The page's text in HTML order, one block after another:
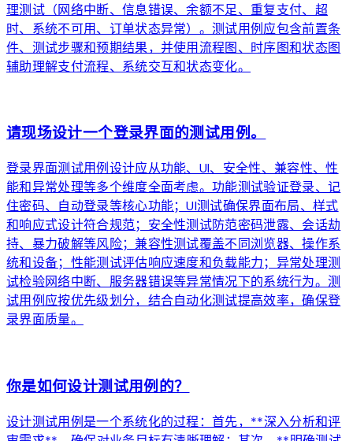
理测试（网络中断、信息错误、余额不足、重复支付、超
时、系统不可用、订单状态异常）。测试用例应包含前置条
件、测试步骤和预期结果，并使用流程图、时序图和状态图
辅助理解支付流程、系统交互和状态变化。
请现场设计一个登录界面的测试用例。
登录界面测试用例设计应从功能、UI、安全性、兼容性、性
能和异常处理等多个维度全面考虑。功能测试验证登录、记
住密码、自动登录等核心功能；UI测试确保界面布局、样式
和响应式设计符合规范；安全性测试防范密码泄露、会话劫
持、暴力破解等风险；兼容性测试覆盖不同浏览器、操作系
统和设备；性能测试评估响应速度和负载能力；异常处理测
试检验网络中断、服务器错误等异常情况下的系统行为。测
试用例应按优先级划分，结合自动化测试提高效率，确保登
录界面质量。
你是如何设计测试用例的？
设计测试用例是一个系统化的过程：首先，**深入分析和评